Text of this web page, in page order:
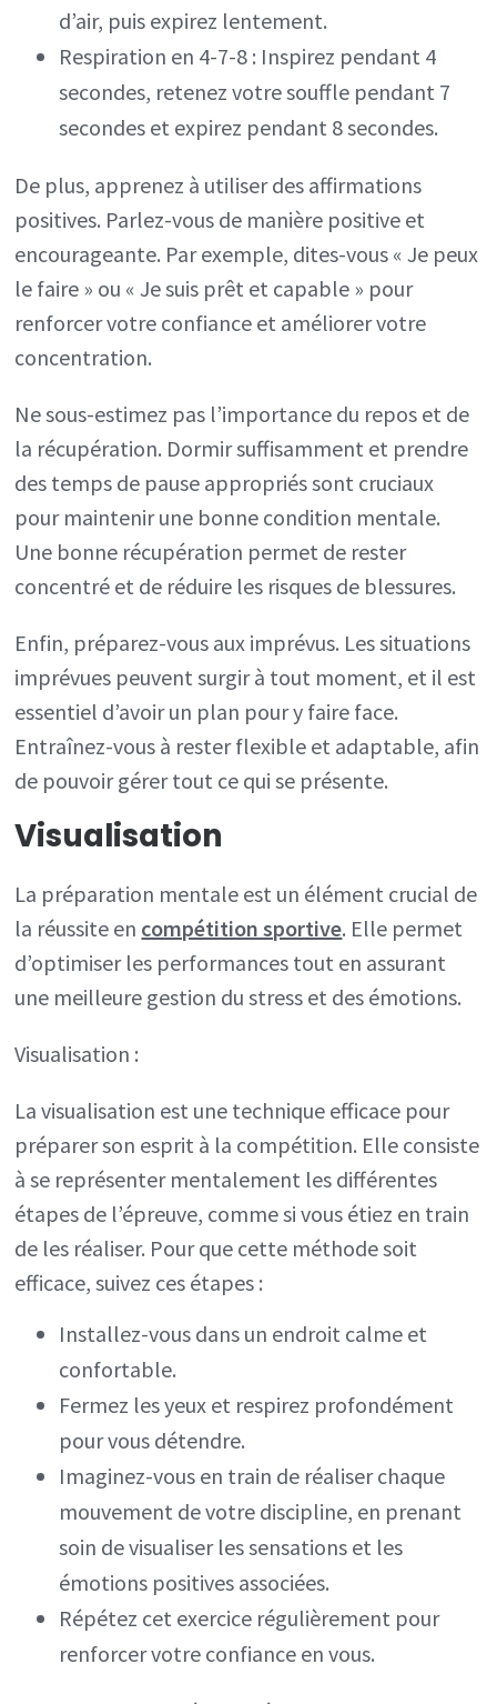
d’air, puis expirez lentement.
Respiration en 4-7-8 : Inspirez pendant 4
secondes, retenez votre souffle pendant 7
secondes et expirez pendant 8 secondes.
De plus, apprenez à utiliser des affirmations
positives. Parlez-vous de manière positive et
encourageante. Par exemple, dites-vous « Je peux
le faire » ou « Je suis prêt et capable » pour
renforcer votre confiance et améliorer votre
concentration.
Ne sous-estimez pas l’importance du repos et de
la récupération. Dormir suffisamment et prendre
des temps de pause appropriés sont cruciaux
pour maintenir une bonne condition mentale.
Une bonne récupération permet de rester
concentré et de réduire les risques de blessures.
Enfin, préparez-vous aux imprévus. Les situations
imprévues peuvent surgir à tout moment, et il est
essentiel d’avoir un plan pour y faire face.
Entraînez-vous à rester flexible et adaptable, afin
de pouvoir gérer tout ce qui se présente.
Visualisation
La préparation mentale est un élément crucial de
la réussite en compétition sportive. Elle permet
d’optimiser les performances tout en assurant
une meilleure gestion du stress et des émotions.
Visualisation :
La visualisation est une technique efficace pour
préparer son esprit à la compétition. Elle consiste
à se représenter mentalement les différentes
étapes de l’épreuve, comme si vous étiez en train
de les réaliser. Pour que cette méthode soit
efficace, suivez ces étapes :
Installez-vous dans un endroit calme et
confortable.
Fermez les yeux et respirez profondément
pour vous détendre.
Imaginez-vous en train de réaliser chaque
mouvement de votre discipline, en prenant
soin de visualiser les sensations et les
émotions positives associées.
Répétez cet exercice régulièrement pour
renforcer votre confiance en vous.